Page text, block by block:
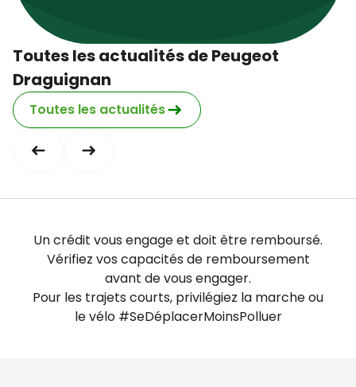
Dimanche
fermé
Toutes les actualités de Peugeot
Draguignan
Toutes les actualités
Un crédit vous engage et doit être remboursé.
Vérifiez vos capacités de remboursement
avant de vous engager.
Pour les trajets courts, privilégiez la marche ou
le vélo #SeDéplacerMoinsPolluer